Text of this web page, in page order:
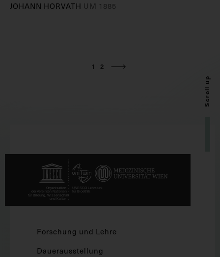
JOHANN HORVATH UM 1885
1 2
Scroll up
Forschung und Lehre
Dauerausstellung